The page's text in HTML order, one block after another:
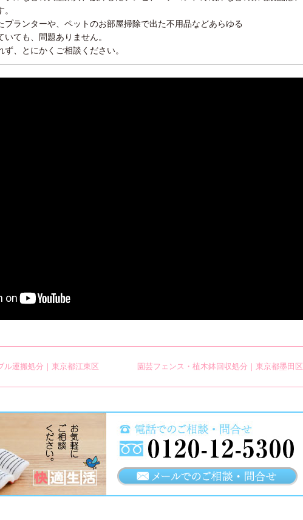
プランターや、ペットのお部屋掃除で出た不用品などあらゆる
ても、問題ありません。
、とにかくご相談ください。
ル運搬処分｜東京都江東区 園芸フェンス・植木鉢回収処分｜東京都墨田区